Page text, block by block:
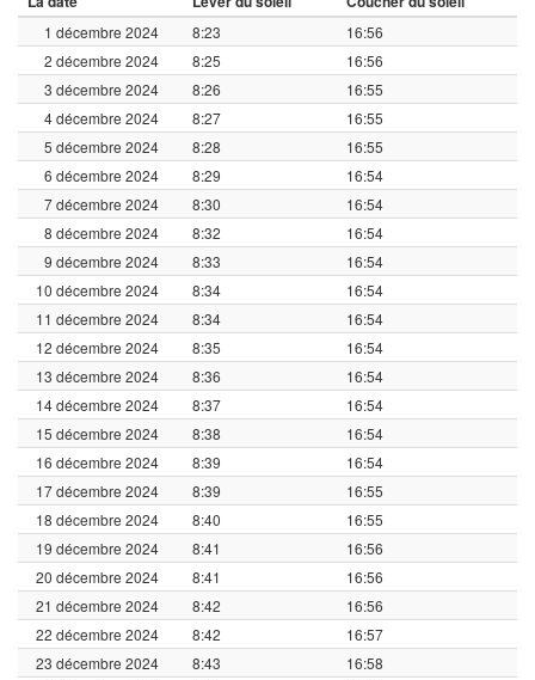
1 décembre 2024 8:23
16:56
2 décembre 2024
8:25
16:56
3 décembre 2024
8:26
16:55
4 décembre 2024
8:27
16:55
5 décembre 2024
8:28
16:55
6 décembre 2024
8:29
16:54
7 décembre 2024
8:30
16:54
8 décembre 2024
8:32
16:54
9 décembre 2024
8:33
16:54
10 décembre 2024
8:34
16:54
11 décembre 2024
8:34
16:54
12 décembre 2024
8:35
16:54
13 décembre 2024
8:36
16:54
14 décembre 2024
8:37
16:54
15 décembre 2024
8:38
16:54
16 décembre 2024
8:39
16:54
17 décembre 2024
8:39
16:55
18 décembre 2024
8:40
16:55
19 décembre 2024
8:41
16:56
20 décembre 2024
8:41
16:56
21 décembre 2024
8:42
16:56
22 décembre 2024
8:42
16:57
23 décembre 2024
8:43
16:58